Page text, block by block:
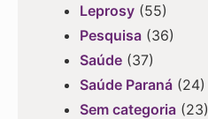
Leprosy (55)
Pesquisa (36)
Saúde (37)
Saúde Paraná (24)
Sem categoria (23)